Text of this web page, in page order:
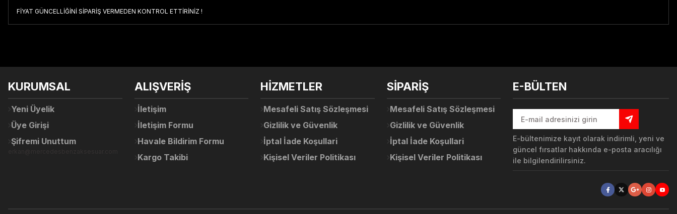
FİYAT GÜNCELLİĞİNİ SİPARİŞ VERMEDEN KONTROL ETTİRİNİZ !
Yorum Yaz
Ürün açıklamasında eksik bilgiler bulunuyor.
Bu ürüne benzer farklı alternatifler olmalı.
Deneyimini Paylaş
KURUMSAL
Yeni Üyelik
Üye Girişi
Şifremi Unuttum
ALIŞVERİŞ
İletişim
İletişim Formu
Havale Bildirim Formu
Kargo Takibi
HİZMETLER
Mesafeli Satış Sözleşmesi
Gizlilik ve Güvenlik
İptal İade Koşullari
Kişisel Veriler Politikası
SİPARİŞ
Mesafeli Satış Sözleşmesi
Gizlilik ve Güvenlik
İptal İade Koşullari
Kişisel Veriler Politikası
E-BÜLTEN
E-bültenimize kayıt olarak indirimli, yeni ve
güncel fırsatlar hakkında e-posta aracılığı
ile bilgilendirilirsiniz.